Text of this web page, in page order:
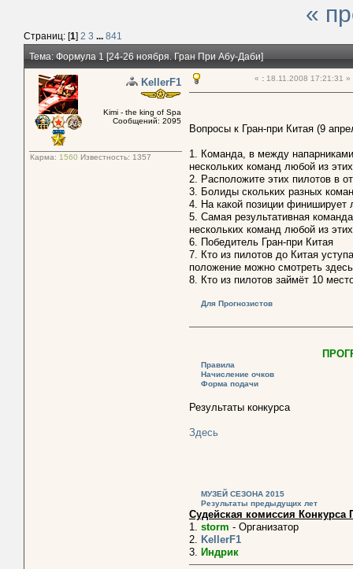
Страниц: [1] 2 3 ... 841
«
Тема: Формула 1 [24-26 ноября. Гран При Абу-Даби]
KellerF1
Kimi - the king of Spa
Сообщений: 2095
Карма: 1560 Известность: 1357
« : 18.11.2008 17:21:31 »
Вопросы к Гран-при Китая (9
1. Команда, в между
нескольких команд любой из
2. Расположите этих пилотов в
3. Болиды скольких разных
4. На какой позиции финиширует
5. Самая результативная
нескольких команд любой из
6. Победитель Гран-при Китая
7. Кто из пилотов до Китая
положение можно смотреть
8. Кто из пилотов займёт 10
Для Прогнозистов
Правила
Начисление очков
Форма подачи
Результаты конкурса
Здесь
МУЗЕЙ СЕЗОНА 2015
Результаты предыдущих лет
Судейская комиссия Конкурса
1. storm - Организатор
2. KellerF1
3. Индрик